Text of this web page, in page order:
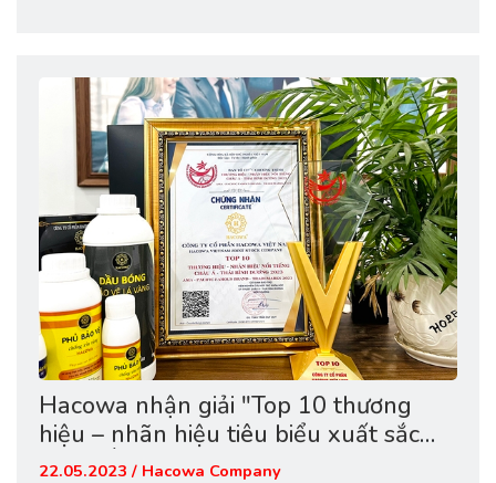
Hacowa nhận giải "Top 10 thương
hiệu – nhãn hiệu tiêu biểu xuất sắc
Châu Á – Thái Bình Dương"
22.05.2023 / Hacowa Company